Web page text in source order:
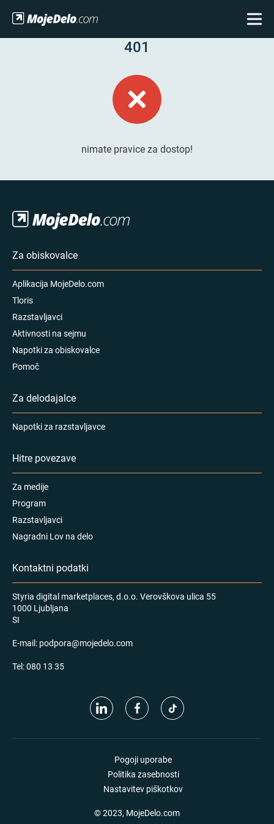
401
nimate pravice za dostop!
Za obiskovalce
Aplikacija MojeDelo.com
Tloris
Razstavljavci
Aktivnosti na sejmu
Napotki za obiskovalce
Pomoč
Za delodajalce
Napotki za razstavljavce
Hitre povezave
Za medije
Program
Razstavljavci
Nagradni Lov na delo
Kontaktni podatki
Styria digital marketplaces, d.o.o. Verovškova ulica 55
1000 Ljubljana
SI
E-mail: podpora@mojedelo.com
Tel:080 13 35
Pogoji uporabe
Politika zasebnosti
Nastavitev piškotkov
© 2023, MojeDelo.com